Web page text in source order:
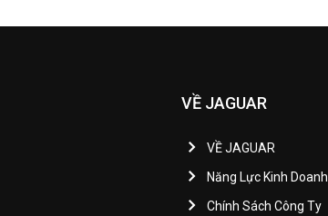
VỀ JAGUAR
VỀ JAGUAR
Năng Lực Kinh Doanh
Chính Sách Công Ty